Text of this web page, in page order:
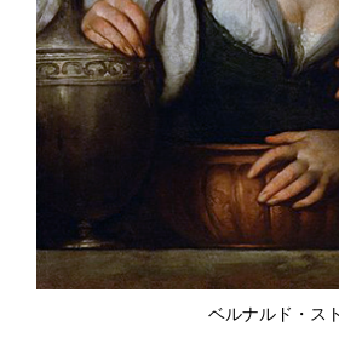
ベルナルド・ス